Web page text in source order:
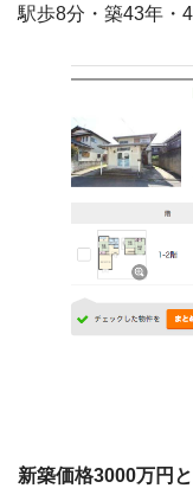
駅歩8分・築43年
新築価格3000万円